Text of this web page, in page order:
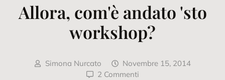
Allora, com'è andato 'sto
workshop?
Simona Nurcato
Novembre 15, 2014
2 Commenti